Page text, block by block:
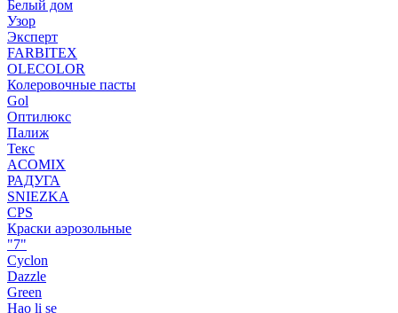
Белый дом
Узор
Эксперт
FARBITEX
OLECOLOR
Колеровочные пасты
Gol
Оптилюкс
Палиж
Текс
ACOMIX
РАДУГА
SNIEZKA
CPS
Краски аэрозольные
"7"
Cyclon
Dazzle
Green
Hao li se